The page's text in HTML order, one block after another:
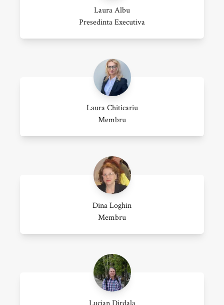
Laura Albu
Presedinta Executiva
Laura Chiticariu
Membru
Dina Loghin
Membru